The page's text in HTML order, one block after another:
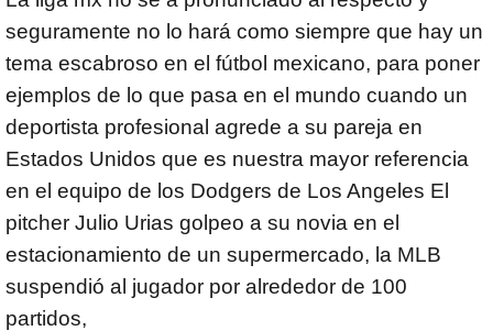
seguramente no lo hará como siempre que hay un
tema escabroso en el fútbol mexicano, para poner
ejemplos de lo que pasa en el mundo cuando un
deportista profesional agrede a su pareja en
Estados Unidos que es nuestra mayor referencia
en el equipo de los Dodgers de Los Angeles El
pitcher Julio Urias golpeo a su novia en el
estacionamiento de un supermercado, la MLB
suspendió al jugador por alrededor de 100
partidos,